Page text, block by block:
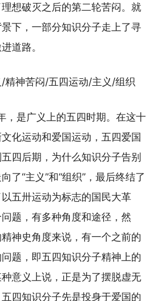
想破灭之后的第二轮苦闷。就
下，一部分知识分子走上了寻
道路。
精神苦闷/五四运动/主义/组织
，是广义上的五四时期。在这十
化运动和爱国运动，五四爱国
四后期，为什么知识分子告别
了“主义”和“组织”，最后终结了
五卅运动为标志的国民大革
题，有多种角度和途径，然
神史角度来说，有一个之前的
题，即五四知识分子精神上的
意义上说，正是为了摆脱虚无
四知识分子先是投身于爱国的